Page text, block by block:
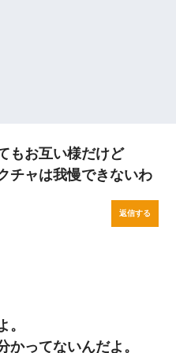
もお互い様だけど
チャは我慢できないわ
返信する
。
かってないんだよ。